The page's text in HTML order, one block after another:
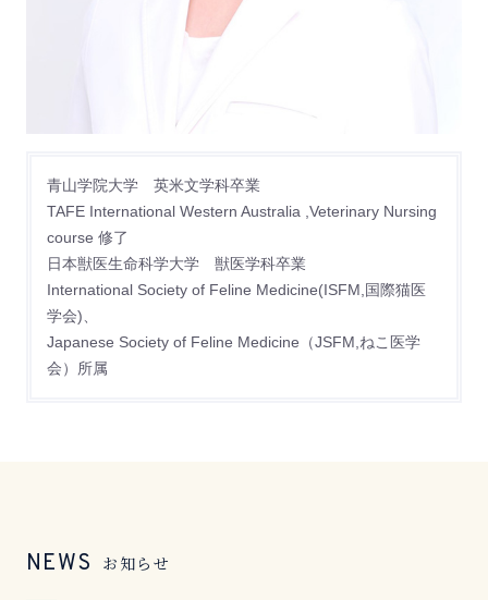
青山学院大学 英米文学科卒業
TAFE International Western Australia ,Veterinary Nursing
course 修了
日本獣医生命科学大学 獣医学科卒業
International Society of Feline Medicine(ISFM,国際猫医
学会)、
Japanese Society of Feline Medicine（JSFM,ねこ医学
会）所属
NEWS お知らせ